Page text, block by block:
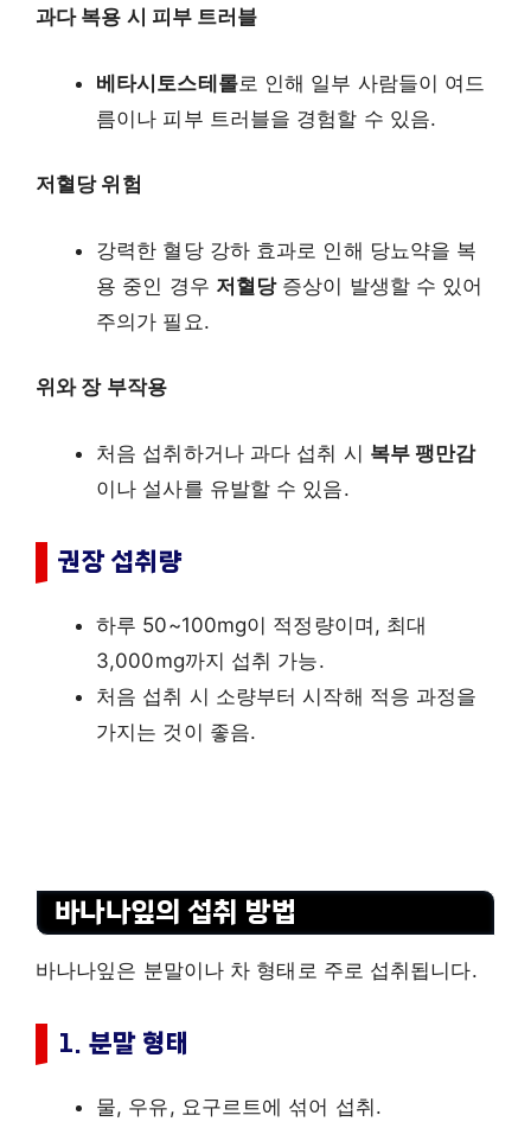
과다 복용 시 피부 트러블
베타시토스테롤로 인해 일부 사람들이 여드
름이나 피부 트러블을 경험할 수 있음.
저혈당 위험
강력한 혈당 강하 효과로 인해 당뇨약을 복
용 중인 경우 저혈당증상이 발생할 수 있어
주의가 필요.
위와 장 부작용
처음 섭취하거나 과다 섭취 시 복부 팽만감
이나 설사를 유발할 수 있음.
권장 섭취량
하루 50~100mg이 적정량이며, 최대
3,000mg까지 섭취 가능.
처음 섭취 시 소량부터 시작해 적응 과정을
가지는 것이 좋음.
바나나잎의 섭취 방법
바나나잎은 분말이나 차 형태로 주로 섭취됩니다.
1. 분말 형태
물, 우유, 요구르트에 섞어 섭취.